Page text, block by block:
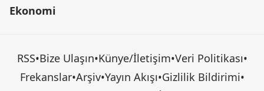
Ekonomi
RSS•Bize Ulaşın•Künye/İletişim•Veri Politikası•
Frekanslar•Arşiv•Yayın Akışı•Gizlilik Bildirimi•